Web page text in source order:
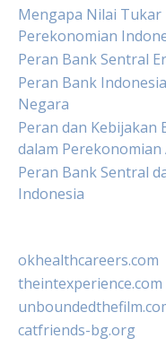
Mengapa Nilai
Perekonomian
Peran Bank Sentral
Peran Bank
Negara
Peran dan Kebijakan
dalam
Peran Bank Sentral
Indonesia
okhealthcareers.com
theintexperience.com
catfriends-bg.org